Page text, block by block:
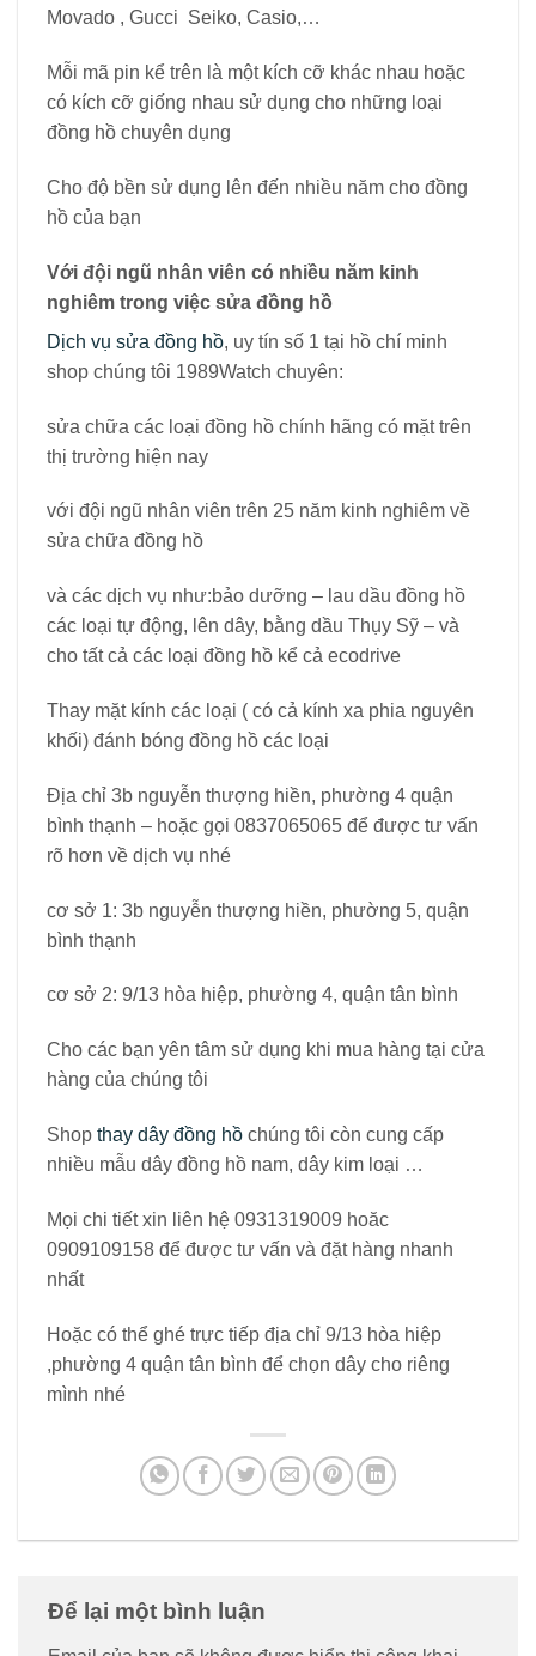
Movado , Gucci Seiko, Casio,…
Mỗi mã pin kể trên là một kích cỡ khác nhau hoặc
có kích cỡ giống nhau sử dụng cho những loại
đồng hồ chuyên dụng
Cho độ bền sử dụng lên đến nhiều năm cho đồng
hồ của bạn
Với đội ngũ nhân viên có nhiều năm kinh
nghiêm trong việc sửa đồng hồ
Dịch vụ sửa đồng hồ, uy tín số 1 tại hồ chí minh
shop chúng tôi 1989Watch chuyên:
sửa chữa các loại đồng hồ chính hãng có mặt trên
thị trường hiện nay
với đội ngũ nhân viên trên 25 năm kinh nghiêm về
sửa chữa đồng hồ
và các dịch vụ như:bảo dưỡng – lau dầu đồng hồ
các loại tự động, lên dây, bằng dầu Thụy Sỹ – và
cho tất cả các loại đồng hồ kể cả ecodrive
Thay mặt kính các loại ( có cả kính xa phia nguyên
khối) đánh bóng đồng hồ các loại
Địa chỉ 3b nguyễn thượng hiền, phường 4 quận
bình thạnh – hoặc gọi 0837065065 để được tư vấn
rõ hơn về dịch vụ nhé
cơ sở 1: 3b nguyễn thượng hiền, phường 5, quận
bình thạnh
cơ sở 2: 9/13 hòa hiệp, phường 4, quận tân bình
Cho các bạn yên tâm sử dụng khi mua hàng tại cửa
hàng của chúng tôi
Shop thay dây đồng hồ chúng tôi còn cung cấp
nhiều mẫu dây đồng hồ nam, dây kim loại …
Mọi chi tiết xin liên hệ 0931319009 hoăc
0909109158 để được tư vấn và đặt hàng nhanh
nhất
Hoặc có thể ghé trực tiếp địa chỉ 9/13 hòa hiệp
,phường 4 quận tân bình để chọn dây cho riêng
mình nhé
Để lại một bình luận